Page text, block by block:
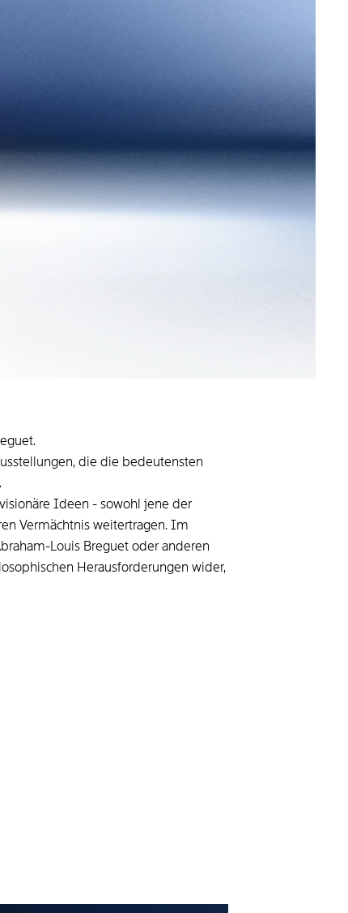
die die bedeutensten
Ideen - sowohl jene der
Vermächtnis weitertragen. Im
Louis Breguet oder anderen
Herausforderungen wider,